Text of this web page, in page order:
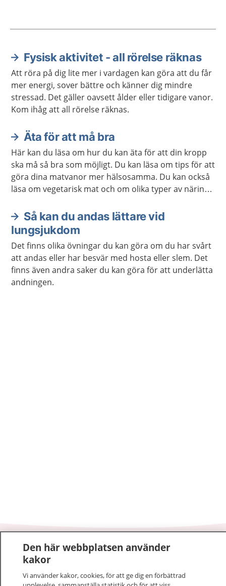
Aktuella artiklar
Fysisk aktivitet - all rörelse räknas
Att röra på dig lite mer i vardagen kan göra att du får
mer energi, sover bättre och känner dig mindre
stressad. Det gäller oavsett ålder eller tidigare vanor.
Kom ihåg att all rörelse räknas.
Äta för att må bra
Här kan du läsa om hur du kan äta för att din kropp
ska må så bra som möjligt. Du kan läsa om tips för att
göra dina matvanor mer hälsosamma. Du kan också
läsa om vegetarisk mat och om olika typer av näring
Så kan du andas lättare vid
lungsjukdom
Det finns olika övningar du kan göra om du har svårt
att andas eller har besvär med hosta eller slem. Det
finns även andra saker du kan göra för att underlätta
andningen.
1177–tryggt om din hälsa och vård
På 1177.se får du råd om hälsa och information om
Den här webbplatsen använder
kakor
Vi använder kakor, cookies, för att ge dig en förbättrad